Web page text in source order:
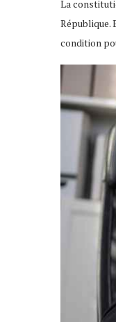
La
République.
condition